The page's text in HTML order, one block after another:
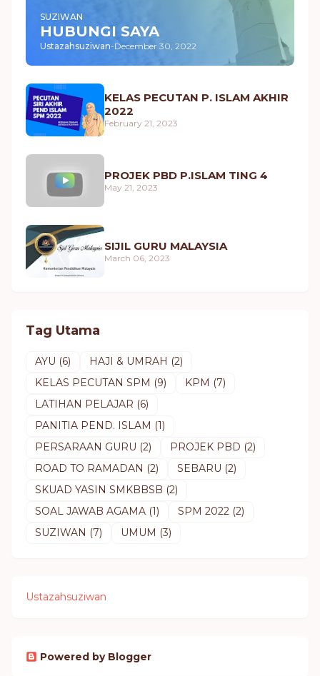
SUZIWAN
HUBUNGI SAYA
Ustazahsuziwan-December 30, 2022
KELAS PECUTAN P. ISLAM AKHIR
2022
February 21, 2023
PROJEK PBD P.ISLAM TING 4
May 21, 2023
SIJIL GURU MALAYSIA
March 06, 2023
Tag Utama
AYU (6) HAJI & UMRAH (2)
KELAS PECUTAN SPM (9) KPM (7)
LATIHAN PELAJAR (6)
PANITIA PEND. ISLAM (1)
PERSARAAN GURU (2) PROJEK PBD (2)
ROAD TO RAMADAN (2) SEBARU (2)
SKUAD YASIN SMKBBSB (2)
SOAL JAWAB AGAMA (1) SPM 2022 (2)
SUZIWAN (7) UMUM (3)
Ustazahsuziwan
Powered by Blogger